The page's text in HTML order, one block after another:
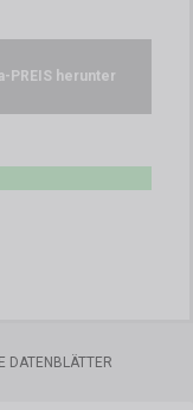
PREIS herunter
DATENBLÄTTER